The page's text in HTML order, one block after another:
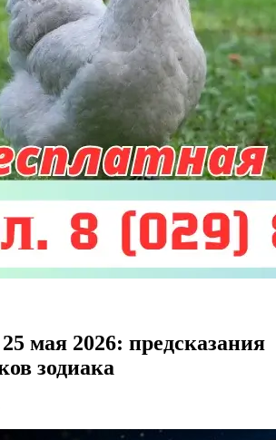
мая 2026: предсказания
зодиака